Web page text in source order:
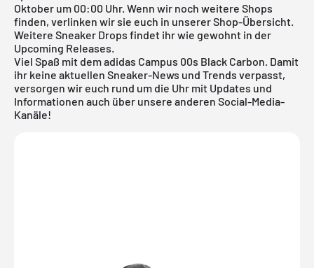
Oktober um 00:00 Uhr. Wenn wir noch weitere Shops
finden, verlinken wir sie euch in unserer Shop-Übersicht.
Weitere Sneaker Drops findet ihr wie gewohnt in der
Upcoming Releases.
Viel Spaß mit dem adidas Campus 00s Black Carbon. Damit
ihr keine aktuellen Sneaker-News und Trends verpasst,
versorgen wir euch rund um die Uhr mit Updates und
Informationen auch über unsere anderen Social-Media-
Kanäle!